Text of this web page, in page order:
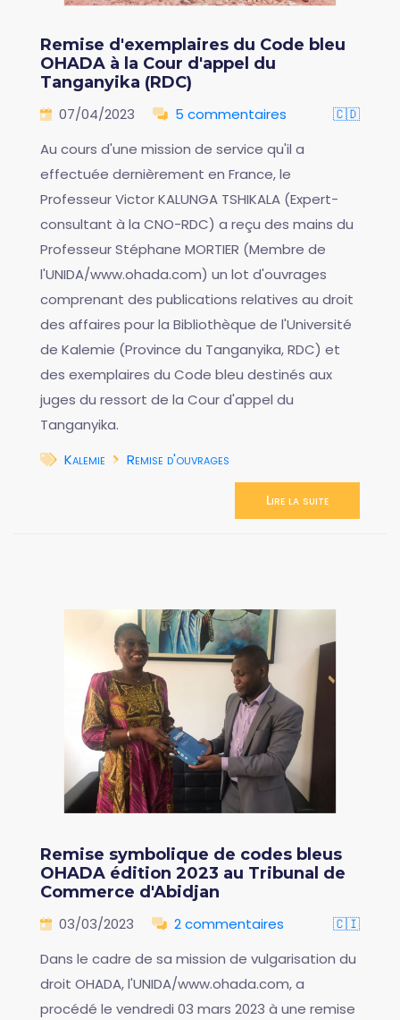
Remise d'exemplaires du Code bleu
OHADA à la Cour d'appel du
Tanganyika (RDC)
07/04/2023 5 commentaires
🇨🇩
Au cours d'une mission de service qu'il a
effectuée dernièrement en France, le
Professeur Victor KALUNGA TSHIKALA (Expert-
consultant à la CNO-RDC) a reçu des mains du
Professeur Stéphane MORTIER (Membre de
l'UNIDA/www.ohada.com) un lot d'ouvrages
comprenant des publications relatives au droit
des affaires pour la Bibliothèque de l'Université
de Kalemie (Province du Tanganyika, RDC) et
des exemplaires du Code bleu destinés aux
juges du ressort de la Cour d'appel du
Tanganyika.
Kalemie
Remise d'ouvrages
Lire la suite
Remise symbolique de codes bleus
OHADA édition 2023 au Tribunal de
Commerce d'Abidjan
03/03/2023 2 commentaires
🇨🇮
Dans le cadre de sa mission de vulgarisation du
droit OHADA, l'UNIDA/www.ohada.com, a
procédé le vendredi 03 mars 2023 à une remise